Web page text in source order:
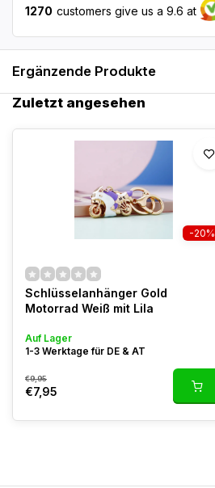
1270 customers give us a 9.6 at
Ergänzende Produkte
Zuletzt angesehen
-20%
Schlüsselanhänger Gold
Motorrad Weiß mit Lila
Auf Lager
1-3 Werktage für DE & AT
€9,95
€7,95